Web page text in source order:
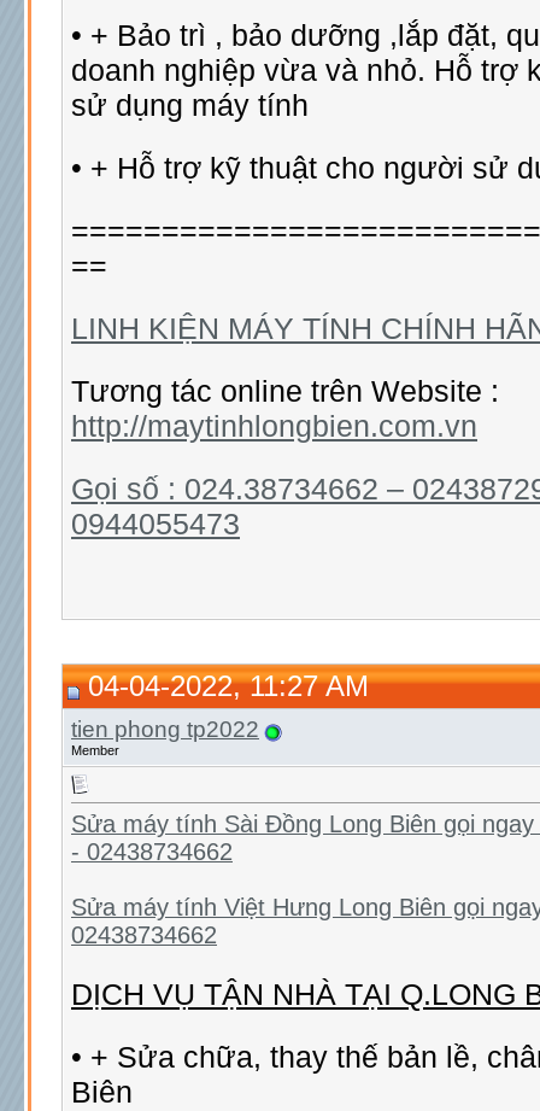
• + Bảo trì , bảo dưỡng ,lắp đặt,
doanh nghiệp vừa và nhỏ. Hỗ trợ
sử dụng máy tính
• + Hỗ trợ kỹ thuật cho người sử
==
LINH KIỆN MÁY TÍNH CHÍNH
Tương tác online trên Website :
http://maytinhlongbien.com.vn
Gọi số : 024.38734662 –
0944055473
04-04-2022, 11:27 AM
tien phong tp2022
Member
Sửa máy tính Sài Đồng Long Biên gọi
- 02438734662
Sửa máy tính Việt Hưng Long Biên gọi
02438734662
DỊCH VỤ TẬN NHÀ TẠI Q.LONG
• + Sửa chữa, thay thế bản lề,
Biên